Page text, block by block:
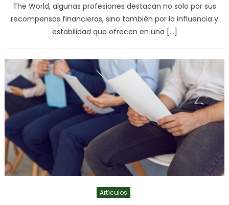
The World, algunas profesiones destacan no solo por sus
recompensas financieras, sino también por la influencia y
estabilidad que ofrecen en una […]
Artículos